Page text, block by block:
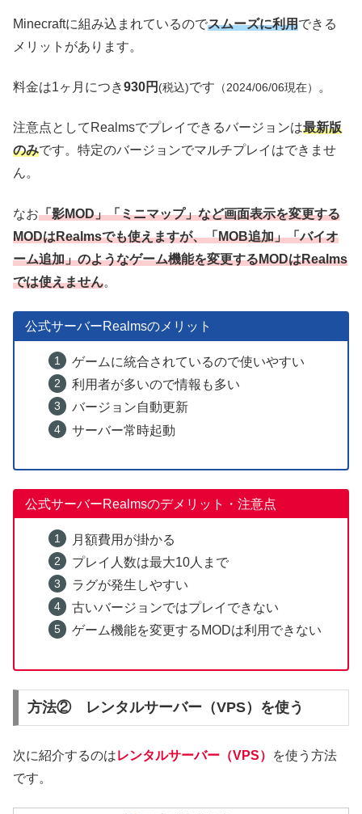
Minecraftに組み込まれているのでスムーズに利用できる
メリットがあります。
料金は1ヶ月につき930円 (税込)です （2024/06/06現在） 。
注意点としてRealmsでプレイできるバージョンは最新版
のみです。特定のバージョンでマルチプレイはできませ
ん。
なお「影MOD」「ミニマップ」など画面表示を変更する
MODはRealmsでも使えますが、「MOB追加」「バイオ
ーム追加」のようなゲーム機能を変更するMODはRealms
では使えません。
公式サーバーRealmsのメリット
ゲームに統合されているので使いやすい
利用者が多いので情報も多い
バージョン自動更新
サーバー常時起動
公式サーバーRealmsのデメリット・注意点
月額費用が掛かる
プレイ人数は最大10人まで
ラグが発生しやすい
古いバージョンではプレイできない
ゲーム機能を変更するMODは利用できない
方法② レンタルサーバー（VPS）を使う
次に紹介するのはレンタルサーバー（VPS）
を使う方法
です。